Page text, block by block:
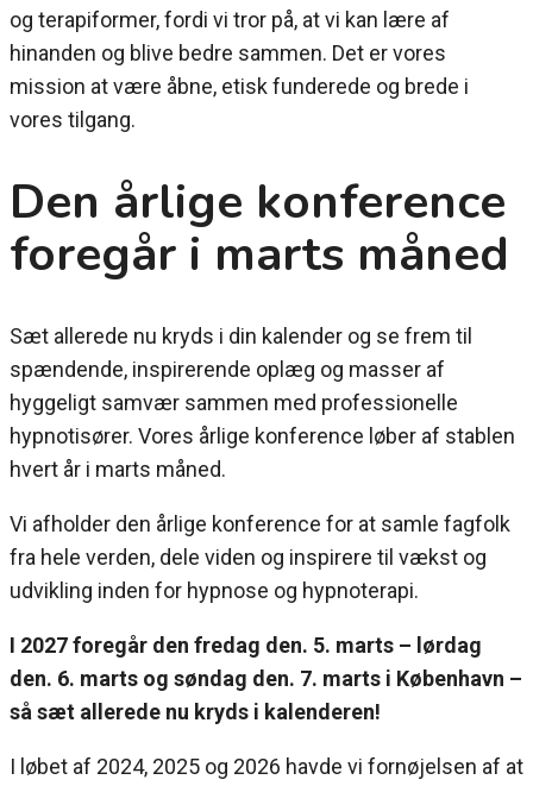
og terapiformer, fordi vi tror på, at vi kan lære af
hinanden og blive bedre sammen. Det er vores
mission at være åbne, etisk funderede og brede i
vores tilgang.
Den årlige konference
foregår i marts måned
Sæt allerede nu kryds i din kalender og se frem til
spændende, inspirerende oplæg og masser af
hyggeligt samvær sammen med professionelle
hypnotisører. Vores årlige konference løber af stablen
hvert år i marts måned.
Vi afholder den årlige konference for at samle fagfolk
fra hele verden, dele viden og inspirere til vækst og
udvikling inden for hypnose og hypnoterapi.
I 2027 foregår den fredag den. 5. marts – lørdag
den. 6. marts og søndag den. 7. marts i København –
så sæt allerede nu kryds i kalenderen!
I løbet af 2024, 2025 og 2026 havde vi fornøjelsen af at